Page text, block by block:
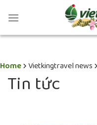
Home Vietkingtravel news
Tin tức